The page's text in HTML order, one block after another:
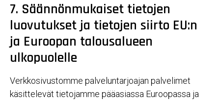
7. Säännönmukaiset tietojen
luovutukset ja tietojen siirto EU:n
ja Euroopan talousalueen
ulkopuolelle
Verkkosivustomme palveluntarjoajan palvelimet
käsittelevät tietojamme pääasiassa Euroopassa ja